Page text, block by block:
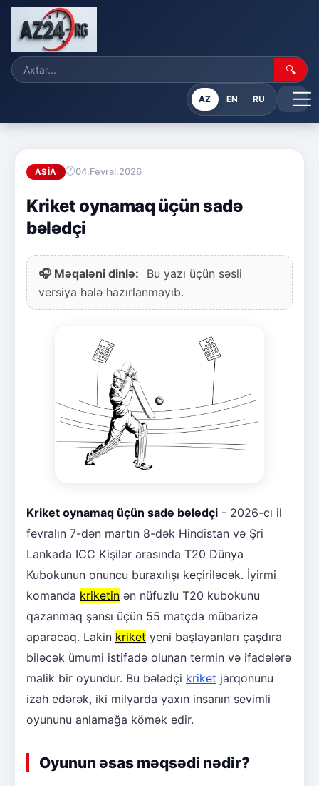
🔍
AZ EN RU
ASIA 04.Fevral.2026
Kriket oynamaq üçün sadə
bələdçi
🎧 Məqaləni dinlə:
Bu yazı üçün səsli
versiya hələ hazırlanmayıb.
Kriket oynamaq üçün sadə bələdçi - 2026-cı il
fevralın 7-dən martın 8-dək Hindistan və Şri
Lankada ICC Kişilər arasında T20 Dünya
Kubokunun onuncu buraxılışı keçiriləcək. İyirmi
komanda kriketin ən nüfuzlu T20 kubokunu
qazanmaq şansı üçün 55 matçda mübarizə
aparacaq. Lakin kriket yeni başlayanları çaşdıra
biləcək ümumi istifadə olunan termin və ifadələrə
malik bir oyundur. Bu bələdçi kriket jarqonunu
izah edərək, iki milyarda yaxın insanın sevimli
oyununu anlamağa kömək edir.
Oyunun əsas məqsədi nədir?